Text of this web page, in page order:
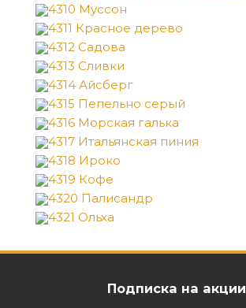
4310 Муссон
4311 Красное дерево
4312 Садова
4313 Сливки
4314 Айсберг
4315 Пепельно серый
4316 Морская галька
4317 Итальянская пиния
4318 Ироко
4319 Кофе
4320 Палисандр
4321 Ольха
Подписка на акции